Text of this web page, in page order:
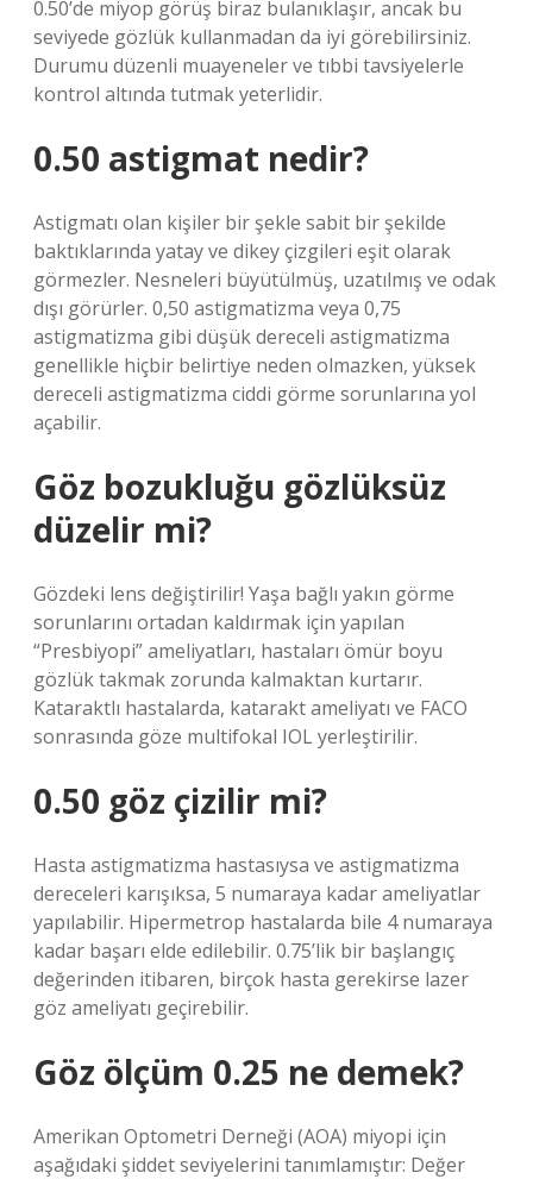
0.50’de miyop görüş biraz bulanıklaşır, ancak bu
seviyede gözlük kullanmadan da iyi görebilirsiniz.
Durumu düzenli muayeneler ve tıbbi tavsiyelerle
kontrol altında tutmak yeterlidir.
0.50 astigmat nedir?
Astigmatı olan kişiler bir şekle sabit bir şekilde
baktıklarında yatay ve dikey çizgileri eşit olarak
görmezler. Nesneleri büyütülmüş, uzatılmış ve odak
dışı görürler. 0,50 astigmatizma veya 0,75
astigmatizma gibi düşük dereceli astigmatizma
genellikle hiçbir belirtiye neden olmazken, yüksek
dereceli astigmatizma ciddi görme sorunlarına yol
açabilir.
Göz bozukluğu gözlüksüz
düzelir mi?
Gözdeki lens değiştirilir! Yaşa bağlı yakın görme
sorunlarını ortadan kaldırmak için yapılan
“Presbiyopi” ameliyatları, hastaları ömür boyu
gözlük takmak zorunda kalmaktan kurtarır.
Kataraktlı hastalarda, katarakt ameliyatı ve FACO
sonrasında göze multifokal IOL yerleştirilir.
0.50 göz çizilir mi?
Hasta astigmatizma hastasıysa ve astigmatizma
dereceleri karışıksa, 5 numaraya kadar ameliyatlar
yapılabilir. Hipermetrop hastalarda bile 4 numaraya
kadar başarı elde edilebilir. 0.75’lik bir başlangıç ​​
değerinden itibaren, birçok hasta gerekirse lazer
göz ameliyatı geçirebilir.
Göz ölçüm 0.25 ne demek?
Amerikan Optometri Derneği (AOA) miyopi için
aşağıdaki şiddet seviyelerini tanımlamıştır: Değer